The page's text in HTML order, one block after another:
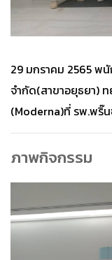
29 มกราคม 2565 พนั
จำกัด(สาขาอยุธยา)
(Moderna)ที่ รพ.พริ๊
ภาพกิจกรรม